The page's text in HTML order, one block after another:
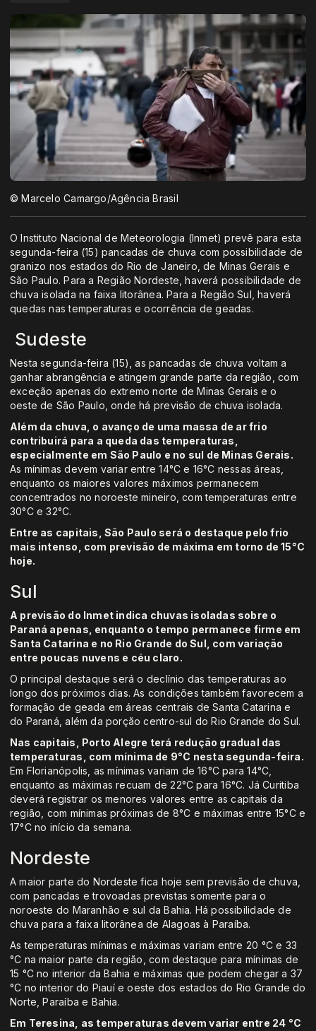
© Marcelo Camargo/Agência Brasil
O Instituto Nacional de Meteorologia (Inmet) prevê para esta
segunda-feira (15) pancadas de chuva com possibilidade de
granizo nos estados do Rio de Janeiro, de Minas Gerais e
São Paulo. Para a Região Nordeste, haverá possibilidade de
chuva isolada na faixa litorânea. Para a Região Sul, haverá
quedas nas temperaturas e ocorrência de geadas.
Sudeste
Nesta segunda-feira (15), as pancadas de chuva voltam a
ganhar abrangência e atingem grande parte da região, com
exceção apenas do extremo norte de Minas Gerais e o
oeste de São Paulo, onde há previsão de chuva isolada.
Além da chuva, o avanço de uma massa de ar frio
contribuirá para a queda das temperaturas,
especialmente em São Paulo e no sul de Minas Gerais.
As mínimas devem variar entre 14°C e 16°C nessas áreas,
enquanto os maiores valores máximos permanecem
concentrados no noroeste mineiro, com temperaturas entre
30°C e 32°C.
Entre as capitais, São Paulo será o destaque pelo frio
mais intenso, com previsão de máxima em torno de 15°C
hoje.
Sul
A previsão do Inmet indica chuvas isoladas sobre o
Paraná apenas, enquanto o tempo permanece firme em
Santa Catarina e no Rio Grande do Sul, com variação
entre poucas nuvens e céu claro.
O principal destaque será o declínio das temperaturas ao
longo dos próximos dias. As condições também favorecem a
formação de geada em áreas centrais de Santa Catarina e
do Paraná, além da porção centro-sul do Rio Grande do Sul.
Nas capitais, Porto Alegre terá redução gradual das
temperaturas, com mínima de 9°C nesta segunda-feira.
Em Florianópolis, as mínimas variam de 16°C para 14°C,
enquanto as máximas recuam de 22°C para 16°C. Já Curitiba
deverá registrar os menores valores entre as capitais da
região, com mínimas próximas de 8°C e máximas entre 15°C e
17°C no início da semana.
Nordeste
A maior parte do Nordeste fica hoje sem previsão de chuva,
com pancadas e trovoadas previstas somente para o
noroeste do Maranhão e sul da Bahia. Há possibilidade de
chuva para a faixa litorânea de Alagoas à Paraíba.
As temperaturas mínimas e máximas variam entre 20 °C e 33
°C na maior parte da região, com destaque para mínimas de
15 °C no interior da Bahia e máximas que podem chegar a 37
°C no interior do Piauí e oeste dos estados do Rio Grande do
Norte, Paraíba e Bahia.
Em Teresina, as temperaturas devem variar entre 24 °C